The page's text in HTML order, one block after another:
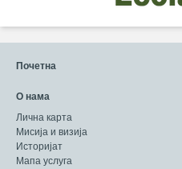
Почетна
О нама
Лична карта
Мисија и визија
Историјат
Мапа услуга